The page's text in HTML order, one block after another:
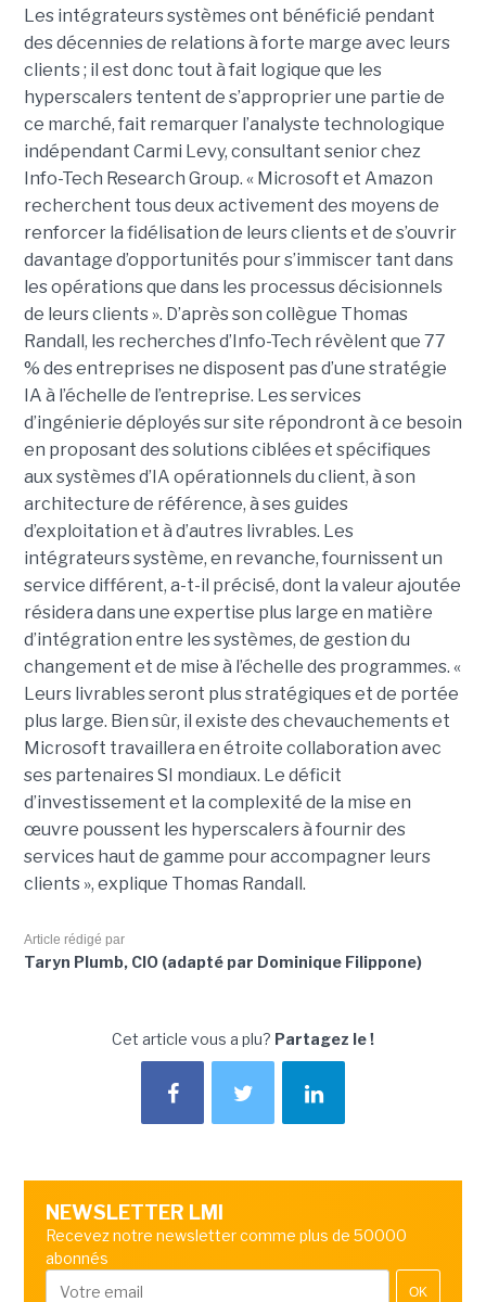
Les intégrateurs systèmes ont bénéficié pendant
des décennies de relations à forte marge avec leurs
clients ; il est donc tout à fait logique que les
hyperscalers tentent de s’approprier une partie de
ce marché, fait remarquer l’analyste technologique
indépendant Carmi Levy, consultant senior chez
Info-Tech Research Group. « Microsoft et Amazon
recherchent tous deux activement des moyens de
renforcer la fidélisation de leurs clients et de s’ouvrir
davantage d’opportunités pour s’immiscer tant dans
les opérations que dans les processus décisionnels
de leurs clients ». D’après son collègue Thomas
Randall, les recherches d’Info-Tech révèlent que 77
% des entreprises ne disposent pas d’une stratégie
IA à l’échelle de l’entreprise. Les services
d’ingénierie déployés sur site répondront à ce besoin
en proposant des solutions ciblées et spécifiques
aux systèmes d’IA opérationnels du client, à son
architecture de référence, à ses guides
d’exploitation et à d’autres livrables. Les
intégrateurs système, en revanche, fournissent un
service différent, a-t-il précisé, dont la valeur ajoutée
résidera dans une expertise plus large en matière
d’intégration entre les systèmes, de gestion du
changement et de mise à l’échelle des programmes. «
Leurs livrables seront plus stratégiques et de portée
plus large. Bien sûr, il existe des chevauchements et
Microsoft travaillera en étroite collaboration avec
ses partenaires SI mondiaux. Le déficit
d’investissement et la complexité de la mise en
œuvre poussent les hyperscalers à fournir des
services haut de gamme pour accompagner leurs
clients », explique Thomas Randall.
Article rédigé par
Taryn Plumb, CIO (adapté par Dominique Filippone)
Cet article vous a plu? Partagez le !
NEWSLETTER LMI
Recevez notre newsletter comme plus de 50000
abonnés
OK